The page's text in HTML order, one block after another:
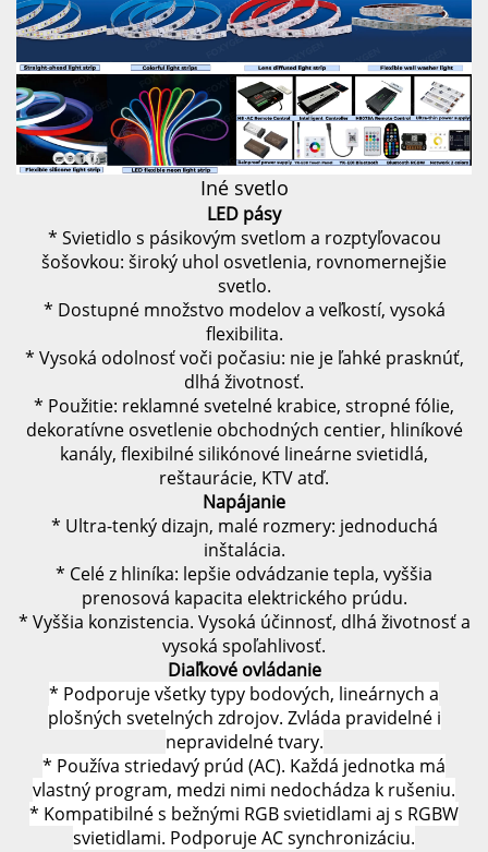
Iné svetlo
LED pásy
* Svietidlo s pásikovým svetlom a rozptyľovacou
šošovkou: široký uhol osvetlenia, rovnomernejšie
svetlo.
* Dostupné množstvo modelov a veľkostí, vysoká
flexibilita.
* Vysoká odolnosť voči počasiu: nie je ľahké prasknúť,
dlhá životnosť.
* Použitie: reklamné svetelné krabice, stropné fólie,
dekoratívne osvetlenie obchodných centier, hliníkové
kanály, flexibilné silikónové lineárne svietidlá,
reštaurácie, KTV atď.
Napájanie
* Ultra-tenký dizajn, malé rozmery: jednoduchá
inštalácia.
* Celé z hliníka: lepšie odvádzanie tepla, vyššia
prenosová kapacita elektrického prúdu.
* Vyššia konzistencia. Vysoká účinnosť, dlhá životnosť a
vysoká spoľahlivosť.
Diaľkové ovládanie
* Podporuje všetky typy bodových, lineárnych a
plošných svetelných zdrojov. Zvláda pravidelné i
nepravidelné tvary.
* Používa striedavý prúd (AC). Každá jednotka má
vlastný program, medzi nimi nedochádza k rušeniu.
* Kompatibilné s bežnými RGB svietidlami aj s RGBW
svietidlami. Podporuje AC synchronizáciu.